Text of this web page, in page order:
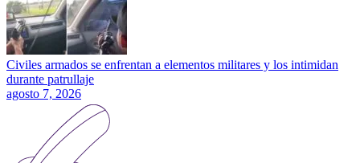
Civiles armados se enfrentan a elementos militares y los intimidan
durante patrullaje
agosto 7, 2026